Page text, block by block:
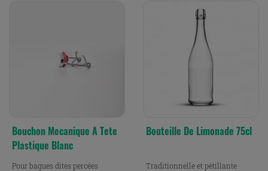
Bouchon Mecanique A Tete
Plastique Blanc
Pour bagues dites percées
Bouteille De Limonade 75cl
Traditionnelle et pétillante